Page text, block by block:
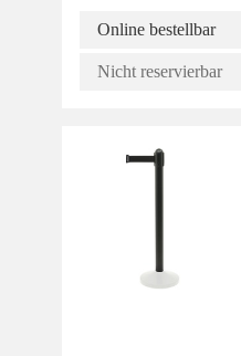
Online bestellbar
Nicht reservierbar